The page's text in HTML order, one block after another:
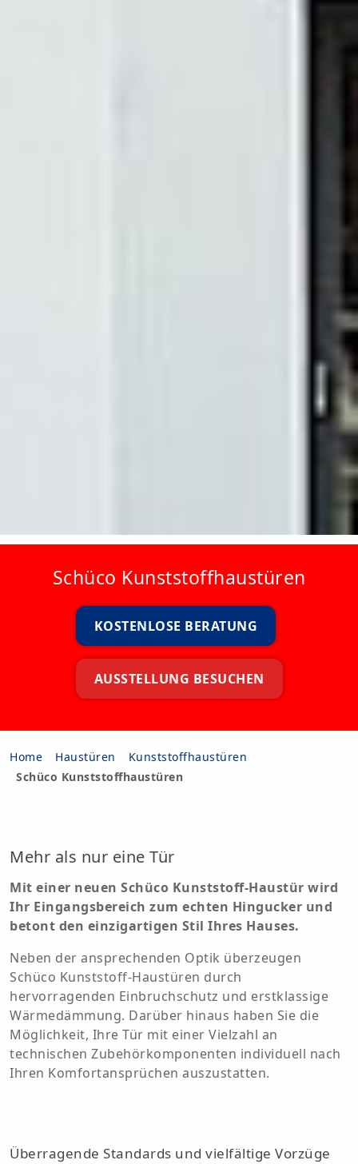
Schüco Kunststoffhaustüren
KOSTENLOSE BERATUNG
AUSSTELLUNG BESUCHEN
Home Haustüren
Kunststoffhaustüren
Schüco Kunststoffhaustüren
Mehr als nur eine Tür
Mit einer neuen Schüco Kunststoff-Haustür wird
Ihr Eingangsbereich zum echten Hingucker und
betont den einzigartigen Stil Ihres Hauses.
Neben der ansprechenden Optik überzeugen
Schüco Kunststoff-Haustüren durch
hervorragenden Einbruchschutz und erstklassige
Wärmedämmung. Darüber hinaus haben Sie die
Möglichkeit, Ihre Tür mit einer Vielzahl an
technischen Zubehörkomponenten individuell nach
Ihren Komfortansprüchen auszustatten.
Überragende Standards und vielfältige Vorzüge